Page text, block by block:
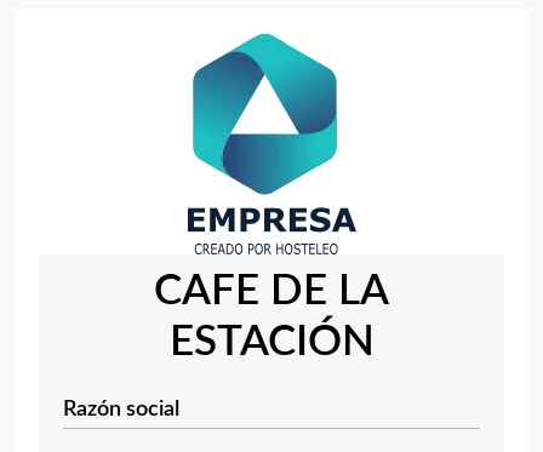
CAFE DE LA
ESTACIÓN
Razón social